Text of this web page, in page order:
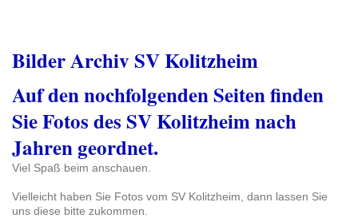
Bilder Archiv SV Kolitzheim
Auf den nochfolgenden Seiten finden
Sie Fotos des SV Kolitzheim nach
Jahren geordnet.
Viel Spaß beim anschauen.
Vielleicht haben Sie Fotos vom SV Kolitzheim, dann lassen Sie
uns diese bitte zukommen.